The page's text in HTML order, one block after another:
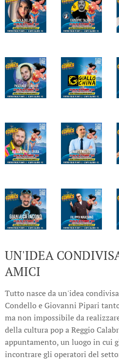
UN'IDEA
AMICI
Tutto nasce da un'idea
Condello e Giovanni Pipari
ma non impossibile da
della cultura pop a Reggio
appuntamento, un luogo in cui
incontrare gli operatori del